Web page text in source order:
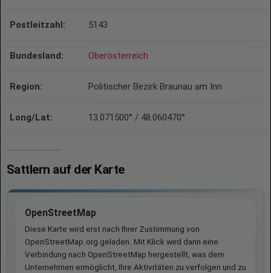
Postleitzahl: 5143
Bundesland: Oberösterreich
Region: Politischer Bezirk Braunau am Inn
Long/Lat: 13.071500° / 48.060470°
Sattlern auf der Karte
OpenStreetMap
Diese Karte wird erst nach Ihrer Zustimmung von
OpenStreetMap.org geladen. Mit Klick wird dann eine
Verbindung nach OpenStreetMap hergestellt, was dem
Unternehmen ermöglicht, Ihre Aktivitäten zu verfolgen und zu